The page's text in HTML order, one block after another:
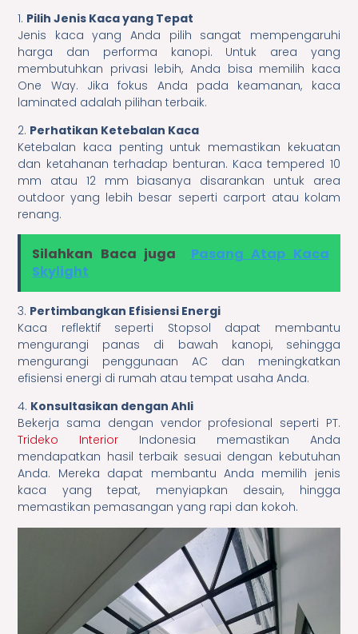
1. Pilih Jenis Kaca yang Tepat
Jenis kaca yang Anda pilih sangat mempengaruhi
harga dan performa kanopi. Untuk area yang
membutuhkan privasi lebih, Anda bisa memilih kaca
One Way. Jika fokus Anda pada keamanan, kaca
laminated adalah pilihan terbaik.
2. Perhatikan Ketebalan Kaca
Ketebalan kaca penting untuk memastikan kekuatan
dan ketahanan terhadap benturan. Kaca tempered 10
mm atau 12 mm biasanya disarankan untuk area
outdoor yang lebih besar seperti carport atau kolam
renang.
Silahkan Baca juga
Pasang Atap Kaca
Skylight
3. Pertimbangkan Efisiensi Energi
Kaca reflektif seperti Stopsol dapat membantu
mengurangi panas di bawah kanopi, sehingga
mengurangi penggunaan AC dan meningkatkan
efisiensi energi di rumah atau tempat usaha Anda.
4. Konsultasikan dengan Ahli
Bekerja sama dengan vendor profesional seperti PT.
Trideko Interior Indonesia memastikan Anda
mendapatkan hasil terbaik sesuai dengan kebutuhan
Anda. Mereka dapat membantu Anda memilih jenis
kaca yang tepat, menyiapkan desain, hingga
memastikan pemasangan yang rapi dan kokoh.